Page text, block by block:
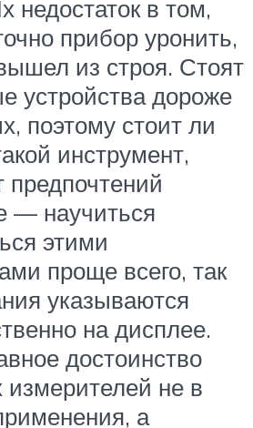
недостаток в том,
прибор уронить,
из строя. Стоят
устройства дороже
поэтому стоит ли
инструмент,
предпочтений
— научиться
этими
проще всего, так
указываются
на дисплее.
достоинство
не в
а